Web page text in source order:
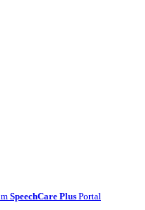
SpeechCare Plus Portal